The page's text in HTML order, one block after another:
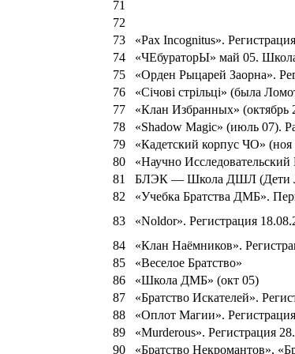
71
72
73
«Pax Incognitus».
74
«ЧЕбураторЫ» май 05.
75
«Орден Рыцарей Заорна».
76
«Сiчовi стрiльцi» (была
77
«Клан Избранных» (октябрь
78
«Shadow Magic» (июль 07).
79
«Кадетский корпус ЧО»
80
«Научно
81
БЛЭК — Школа ДШЛ (Дети
82
«Учебка Братства ДМБ».
83
«Noldor». Регистрация
84
«Клан Наёмников».
85
«Веселое Братство»
86
«Школа ДМБ» (окт 05)
87
«Братство Искателей».
88
«Оплот Магии».
89
«Murderous». Регистрация
90
«Братство Некромантов»,